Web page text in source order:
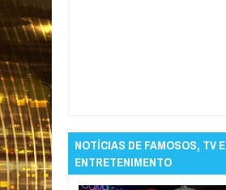
NOTÍCIAS DE FAMOSOS, TV E
ENTRETENIMENTO